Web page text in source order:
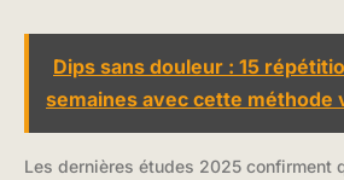
Dips sans douleur : 15
semaines avec cette méthode
Les dernières études 2025 confirment